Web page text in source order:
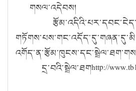
གསལ་འདེབས།
དྲ་བའི་སྦྲེལ་ཐགhttp://